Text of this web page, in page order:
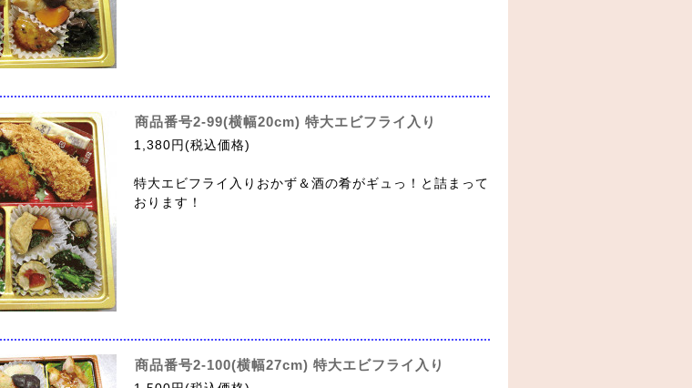
商品番号2-99(横幅20cm) 特大エビフライ入り
1,380円(税込価格)
特大エビフライ入りおかず＆酒の肴がギュっ！と詰まって
おります！
商品番号2-100(横幅27cm) 特大エビフライ入り